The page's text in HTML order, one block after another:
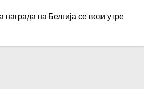
награда на Белгија се вози утре